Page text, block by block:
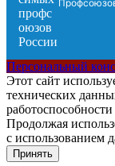
Персональный
Этот сайт
технических
Продолжая
с использованием
Принять